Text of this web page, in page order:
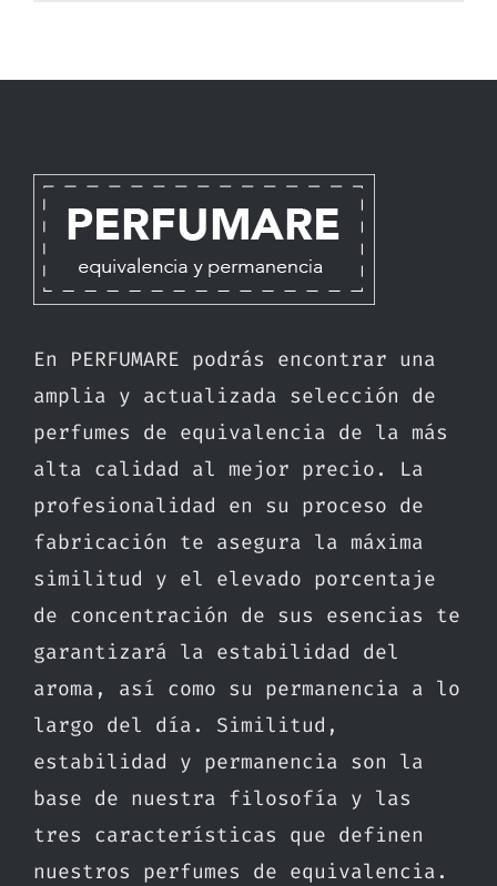
En PERFUMARE podrás encontrar una
amplia y actualizada selección de
perfumes de equivalencia de la más
alta calidad al mejor precio. La
profesionalidad en su proceso de
fabricación te asegura la máxima
similitud y el elevado porcentaje
de concentración de sus esencias te
garantizará la estabilidad del
aroma, así como su permanencia a lo
largo del día. Similitud,
estabilidad y permanencia son la
base de nuestra filosofía y las
tres características que definen
nuestros perfumes de equivalencia.